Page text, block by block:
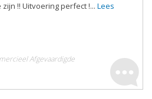
zijn !! Uitvoering perfect !... Lees
Afgevaardigde